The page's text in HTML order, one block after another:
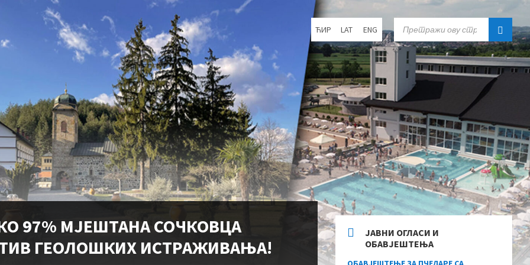
language:
ЋИР LAT ENG
97% МЈЕШТАНА СОЧКОВЦА
ГЕОЛОШКИХ ИСТРАЖИВАЊА!
ЈАВНИ ОГЛАСИ И
ОБАВЈЕШТЕЊА